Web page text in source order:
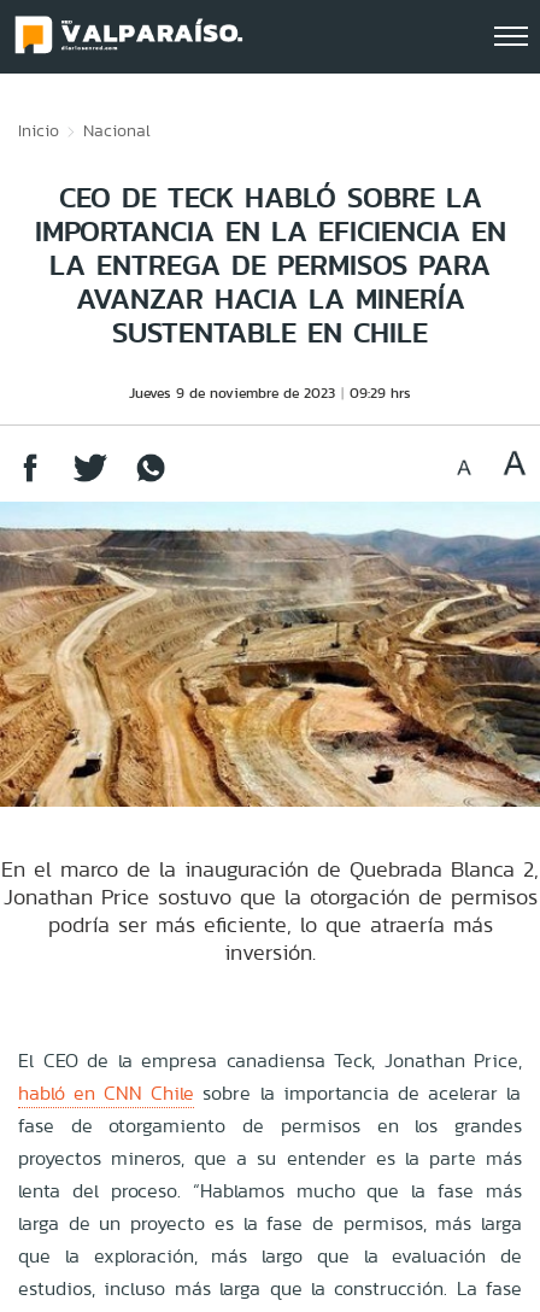
Inicio Nacional
CEO DE TECK HABLÓ SOBRE LA
IMPORTANCIA EN LA EFICIENCIA EN
LA ENTREGA DE PERMISOS PARA
AVANZAR HACIA LA MINERÍA
SUSTENTABLE EN CHILE
Jueves 9 de noviembre de 2023 09:29 hrs
En el marco de la inauguración de Quebrada Blanca 2,
Jonathan Price sostuvo que la otorgación de permisos
podría ser más eficiente, lo que atraería más
inversión.
El CEO de la empresa canadiensa Teck, Jonathan Price,
habló en CNN Chile sobre la importancia de acelerar la
fase de otorgamiento de permisos en los grandes
proyectos mineros, que a su entender es la parte más
lenta del proceso. “Hablamos mucho que la fase más
larga de un proyecto es la fase de permisos, más larga
que la exploración, más largo que la evaluación de
estudios, incluso más larga que la construcción. La fase